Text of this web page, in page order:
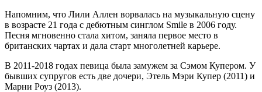
Напомним, что Лили Аллен ворвалась на музыкальную сцену
в возрасте 21 года с дебютным синглом Smile в 2006 году.
Песня мгновенно стала хитом, заняла первое место в
британских чартах и дала старт многолетней карьере.
В 2011-2018 годах певица была замужем за Сэмом Купером. У
бывших супругов есть две дочери, Этель Мэри Купер (2011) и
Марни Роуз (2013).